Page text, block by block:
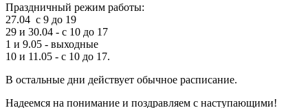
Праздничный режим работы:
27.04 с 9 до 19
29 и 30.04 - с 10 до 17
1 и 9.05 - выходные
10 и 11.05 - с 10 до 17.
В остальные дни действует обычное расписание.
Надеемся на понимание и поздравляем с наступающими!